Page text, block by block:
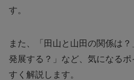
す。
また、「田山と山田の関係は
発展する？」など、気になる
すく解説します。